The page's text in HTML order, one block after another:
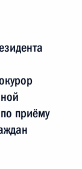
приёму